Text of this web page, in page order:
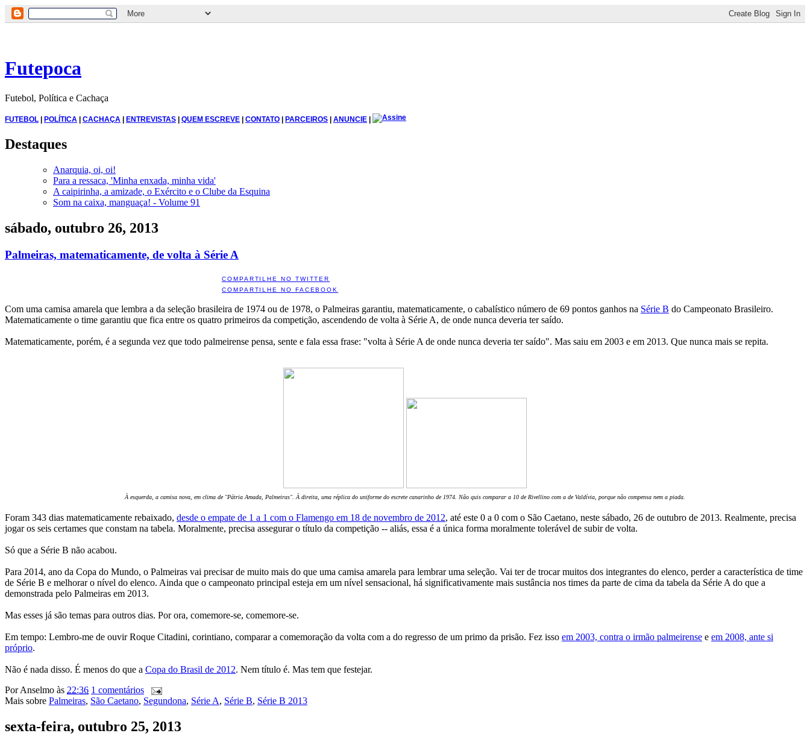
Futepoca
Futebol, Política e Cachaça
FUTEBOL | POLÍTICA | CACHAÇA | ENTREVISTAS | QUEM ESCREVE | CONTATO | PARCEIROS | ANUNCIE |
Destaques
Anarquia, oi, oi!
Para a ressaca, 'Minha enxada, minha vida'
A caipirinha, a amizade, o Exército e o Clube da Esquina
Som na caixa, manguaça! - Volume 91
sábado, outubro 26, 2013
Palmeiras, matematicamente, de volta à Série A
COMPARTILHE NO TWITTER
COMPARTILHE NO FACEBOOK
Com uma camisa amarela que lembra a da seleção brasileira de 1974 ou de 1978, o Palmeiras garantiu, matematicamente, o cabalístico número de 69 pontos ganhos na Série B do Campeonato Brasileiro.
Matematicamente o time garantiu que fica entre os quatro primeiros da competição, ascendendo de volta à Série A, de onde nunca deveria ter saído.
Matematicamente, porém, é a segunda vez que todo palmeirense pensa, sente e fala essa frase: "volta à Série A de onde nunca deveria ter saído". Mas saiu em 2003 e em 2013. Que nunca mais se repita.
À esquerda, a camisa nova, em clima de "Pátria Amada, Palmeiras". À direita, uma réplica do uniforme do escrete canarinho de 1974. Não quis comparar a 10 de Rivellino com a de Valdívia, porque não compensa nem a piada.
Foram 343 dias matematicamente rebaixado, desde o empate de 1 a 1 com o Flamengo em 18 de novembro de 2012, até este 0 a 0 com o São Caetano, neste sábado, 26 de outubro de 2013. Realmente, precisa
jogar os seis certames que constam na tabela. Moralmente, precisa assegurar o título da competição -- aliás, essa é a única forma moralmente tolerável de subir de volta.
Só que a Série B não acabou.
Para 2014, ano da Copa do Mundo, o Palmeiras vai precisar de muito mais do que uma camisa amarela para lembrar uma seleção. Vai ter de trocar muitos dos integrantes do elenco, perder a característica de time
de Série B e melhorar o nível do elenco. Ainda que o campeonato principal esteja em um nível sensacional, há significativamente mais sustância nos times da parte de cima da tabela da Série A do que a
demonstrada pelo Palmeiras em 2013.
Mas esses já são temas para outros dias. Por ora, comemore-se, comemore-se.
Em tempo: Lembro-me de ouvir Roque Citadini, corintiano, comparar a comemoração da volta com a do regresso de um primo da prisão. Fez isso em 2003, contra o irmão palmeirense e em 2008, ante si
próprio.
Não é nada disso. É menos do que a Copa do Brasil de 2012. Nem título é. Mas tem que festejar.
PorAnselmo às 22:36 1 comentários
Mais sobre Palmeiras, São Caetano, Segundona, Série A, Série B, Série B 2013
sexta-feira, outubro 25, 2013